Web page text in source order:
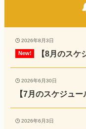
2026年8月3日
【8月のスケ
2026年6月30日
【7月のスケジュー
2026年6月3日